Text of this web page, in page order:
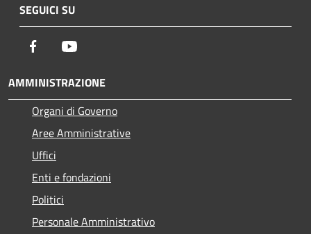
SEGUICI SU
Facebook
AMMINISTRAZIONE
Organi di Governo
Aree Amministrative
Uffici
Enti e fondazioni
Politici
Personale Amministrativo